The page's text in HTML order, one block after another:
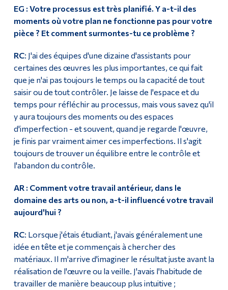
EG : Votre processus est très planifié. Y a-t-il des
moments où votre plan ne fonctionne pas pour votre
pièce ? Et comment surmontes-tu ce problème ?
RC: J'ai des équipes d'une dizaine d'assistants pour
certaines des œuvres les plus importantes, ce qui fait
que je n'ai pas toujours le temps ou la capacité de tout
saisir ou de tout contrôler. Je laisse de l'espace et du
temps pour réfléchir au processus, mais vous savez qu'il
y aura toujours des moments ou des espaces
d'imperfection - et souvent, quand je regarde l'œuvre,
je finis par vraiment aimer ces imperfections. Il s'agit
toujours de trouver un équilibre entre le contrôle et
l'abandon du contrôle.
AR : Comment votre travail antérieur, dans le
domaine des arts ou non, a-t-il influencé votre travail
aujourd'hui ?
RC: Lorsque j'étais étudiant, j'avais généralement une
idée en tête et je commençais à chercher des
matériaux. Il m'arrive d'imaginer le résultat juste avant la
réalisation de l'œuvre ou la veille. J'avais l'habitude de
travailler de manière beaucoup plus intuitive ;